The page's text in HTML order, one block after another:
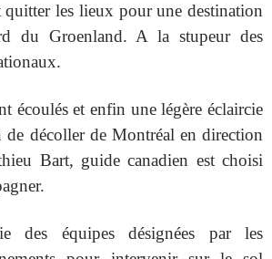
les lieux pour une destination
du Groenland. A la stupeur des
écoulés et enfin une légère éclaircie
de décoller de Montréal en direction
Bart, guide canadien est choisi
des équipes désignées par les